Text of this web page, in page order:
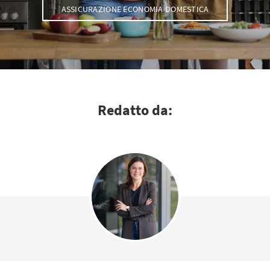
ASSICURAZIONE ECONOMIA DOMESTICA
Redatto da: